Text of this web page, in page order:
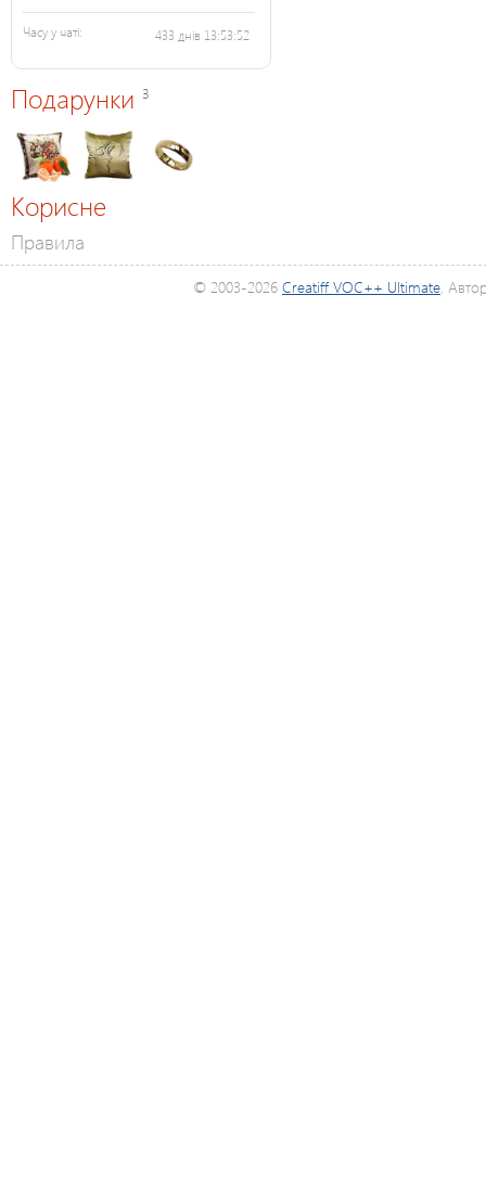
Часу у чаті: 433 днів 13:53:52
Подарунки 3
Корисне
Правила
© 2003-2026 Creatiff VOC++ Ultimate.